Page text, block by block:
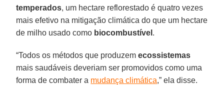
temperados, um hectare reflorestado é quatro vezes
mais efetivo na mitigação climática do que um hectare
de milho usado como biocombustível .
“Todos os métodos que produzemecossistemas
mais saudáveis deveriam ser promovidos como uma
forma de combater a mudança climática,” ela disse.